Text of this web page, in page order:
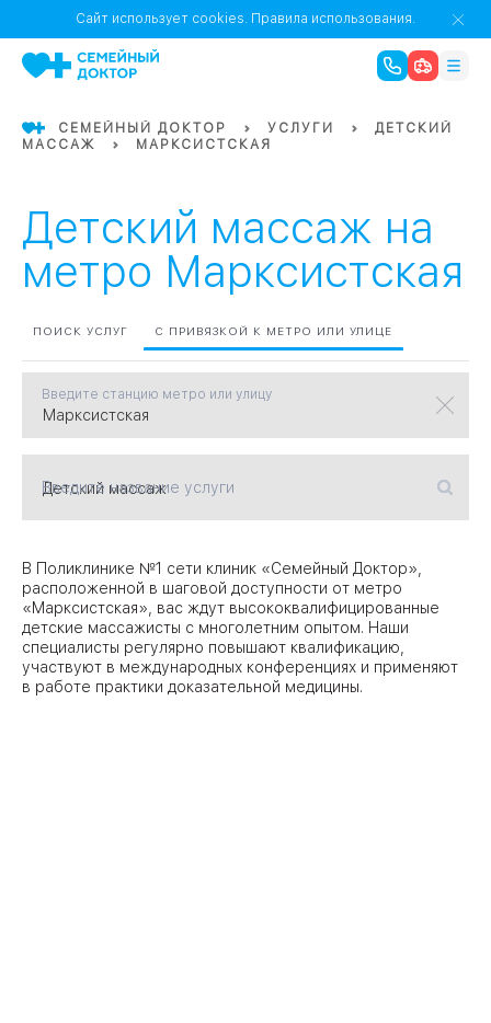
ЗАО
01
03
06
1 0
12
Бабушкинская
Теплый Стан Пражская
Академическая
Баррикадная
Речной Вокзал
Сайт использует cookies. Правила использования.
СЕМЕЙНЫЙ ДОКТОР УСЛУГИ
ДЕТСКИЙ
МАССАЖ
МАРКСИСТСКАЯ
Детский массаж на
метро Марксистская
ПОИСК УСЛУГ С ПРИВЯЗКОЙ К МЕТРО ИЛИ УЛИЦЕ
Введите станцию метро или улицу
Введите название услуги
В Поликлинике №1 сети клиник «Семейный Доктор»,
расположенной в шаговой доступности от метро
«Марксистская», вас ждут высококвалифицированные
детские массажисты с многолетним опытом. Наши
специалисты регулярно повышают квалификацию,
участвуют в международных конференциях и применяют
в работе практики доказательной медицины.